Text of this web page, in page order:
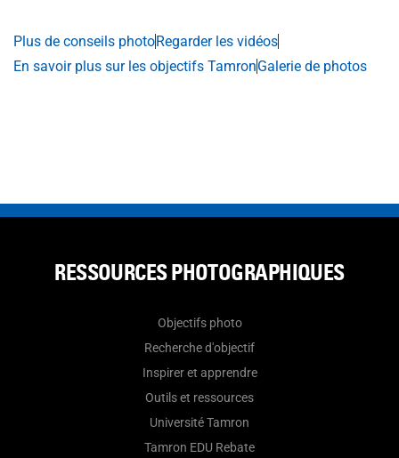
Plus de conseils photoRegarder les vidéos
En savoir plus sur les objectifs TamronGalerie de photos
RESSOURCES PHOTOGRAPHIQUES
Objectifs photo
Recherche d'objectif
Inspirer et apprendre
Outils et ressources
Université Tamron
Tamron EDU Rebate